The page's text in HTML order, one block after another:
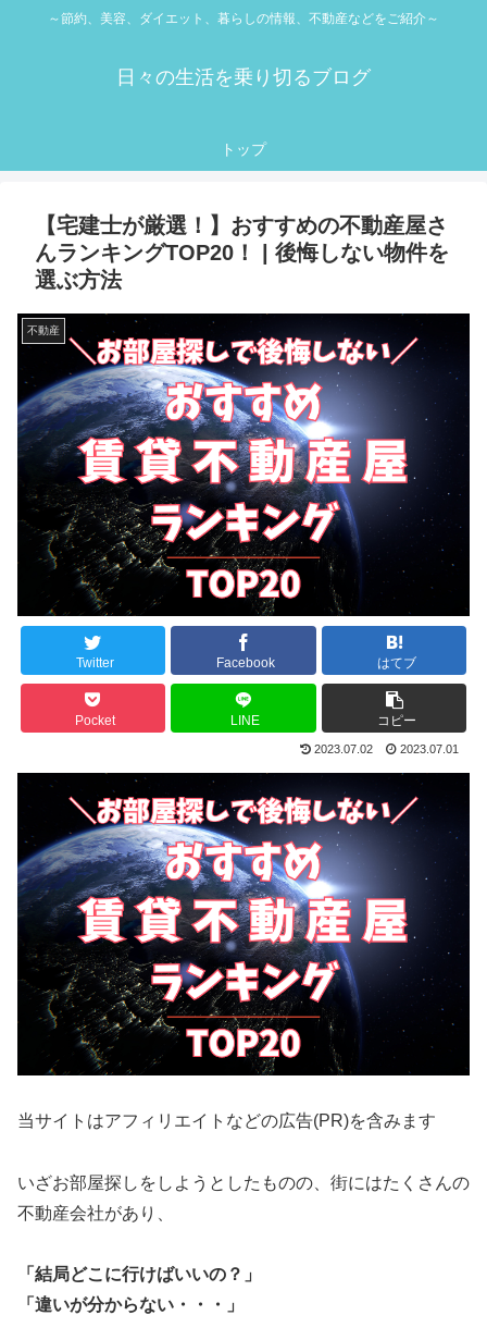
～節約、美容、ダイエット、暮らしの情報、不動産などをご紹介～
日々の生活を乗り切るブログ
トップ
【宅建士が厳選！】おすすめの不動産屋さ
んランキングTOP20！ | 後悔しない物件を
選ぶ方法
不動産
Twitter Facebook はてブ
Pocket LINE コピー
2023.07.02 2023.07.01
当サイトはアフィリエイトなどの広告(PR)を含みます
いざお部屋探しをしようとしたものの、街にはたくさんの
不動産会社があり、
「結局どこに行けばいいの？」
「違いが分からない・・・」